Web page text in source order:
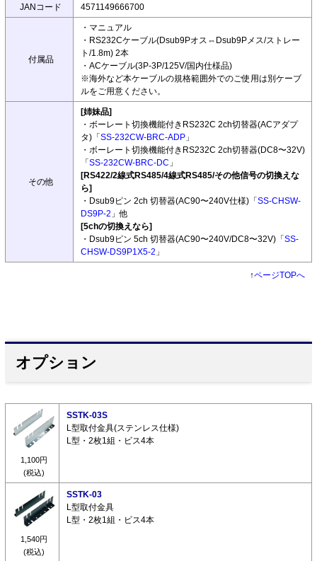
JANコード 4571149666700
付属品
・マニュアル
・RS232Cケーブル(Dsub9Pオス⇔Dsub9Pメス/ストレー
ト/1.8m) 2本
・ACケーブル(3P-3P/125V/国内仕様品)
※海外など本ケーブルの規格範囲外でのご使用は別ケーブ
ルをご用意ください。
その他
[姉妹品]
・ボーレート切換機能付きRS232C 2ch切替器(ACアダプ
タ)「 SS-232CW-BRC-ADP」
・ボーレート切換機能付きRS232C 2ch切替器(DC8〜32V)
「 SS-232CW-BRC-DC 」
[RS422/2線式RS485/4線式RS485/その他信号の切換えな
ら]
・Dsub9ピン 2ch 切替器(AC90〜240V仕様)「 SS-CHSW-
DS9P-2 」他
[5chの切換えなら]
・Dsub9ピン 5ch 切替器(AC90〜240V/DC8〜32V)「 SS-
CHSW-DS9P1X5-2 」
↑ページTOPへ
オプション
1,100円
(税込)
SSTK-03S
L型取付金具(ステンレス仕様)
L型・2枚1組・ビス4本
1,540円
(税込)
SSTK-03
L型取付金具
L型・2枚1組・ビス4本